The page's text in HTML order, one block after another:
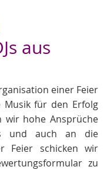
aus
einer Feier
für den Erfolg
wir hohe Ansprüche
und auch an die
Feier schicken wir
zu